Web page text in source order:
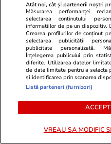
Lifestyle
Ce este colostrul și la ce
Atât noi, cât și partenerii noștri
Măsurarea performanței
selectarea conținutului
informațiilor de pe un dispozitiv.
Crearea profilurilor de conținut
selectarea publicității
publicitate personalizată.
Înțelegerea publicului prin
diferite. Utilizarea datelor
de date limitate pentru a selecta
și identificarea prin scanarea
Listă parteneri (furnizori)
VREAU SA MODIFIC